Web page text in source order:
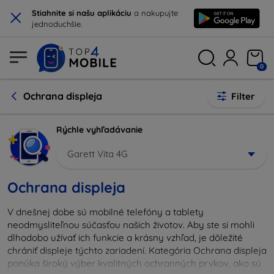
× Stiahnite si našu aplikáciu a nakupujte
jednoduchšie.
0
Ochrana displeja Filter
Rýchle vyhľadávanie
Garett Vita 4G
Ochrana displeja
V dnešnej dobe sú mobilné telefóny a tablety
neodmysliteľnou súčasťou našich životov. Aby ste si mohli
dlhodobo užívať ich funkcie a krásny vzhľad, je dôležité
chrániť displeje týchto zariadení. Kategória Ochrana displeja
ponúka široký výber kvalitných ochranných prvkov, ako sú